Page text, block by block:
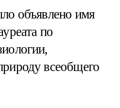
объявлено имя
по
всеобщего